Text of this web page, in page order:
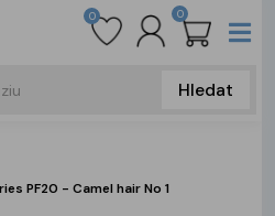
Hledat
0 0
PF20 - Camel hair No 1